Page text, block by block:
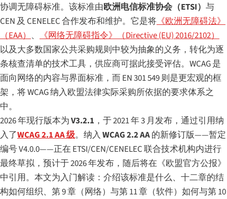
协调无障碍标准。该标准由欧洲电信标准协会（ETSI） 与
CEN 及 CENELEC 合作发布和维护。它是将 《欧洲无障碍法》
（EAA） 、
《网络无障碍指令》（Directive (EU) 2016/2102）
以及大多数国家公共采购规则中较为抽象的义务，转化为逐
条核查清单的技术工具，供应商可据此接受评估。WCAG 是
面向网络的内容与界面标准，而 EN 301 549 则是更宏观的框
架，将 WCAG 纳入欧盟法律实际采购所依据的要求体系之
中。
2026 年现行版本为V3.2.1 ，于 2021 年 3 月发布，通过引用纳
入了WCAG 2.1 AA 级。纳入WCAG 2.2 AA的新修订版——暂定
编号 V4.0.0——正在 ETSI/CEN/CENELEC 联合技术机构内进行
最终草拟，预计于 2026 年发布，随后将在《欧盟官方公报》
中引用。本文为入门解读：介绍该标准是什么、十二章的结
构如何组织、第 9 章（网络）与第 11 章（软件）如何与第 10